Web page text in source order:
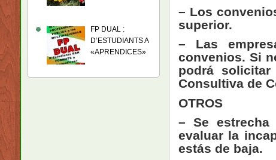
– Los
superior.
– Las
convenios. Si
podrá
Consultiva de
OTROS
– Se
evaluar la
estás de baja.
FP DUAL :
D’ESTUDIANTS A
«APRENDICES»